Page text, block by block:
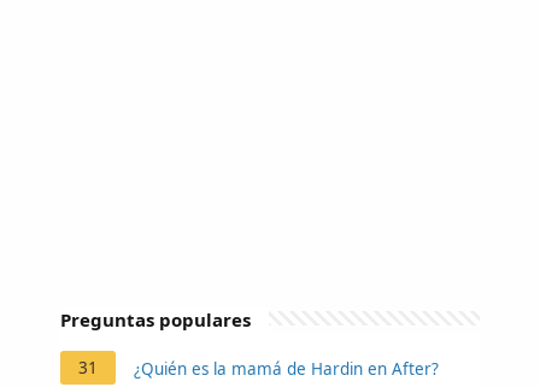
Preguntas populares
31 ¿Quién es la mamá de Hardin en After?